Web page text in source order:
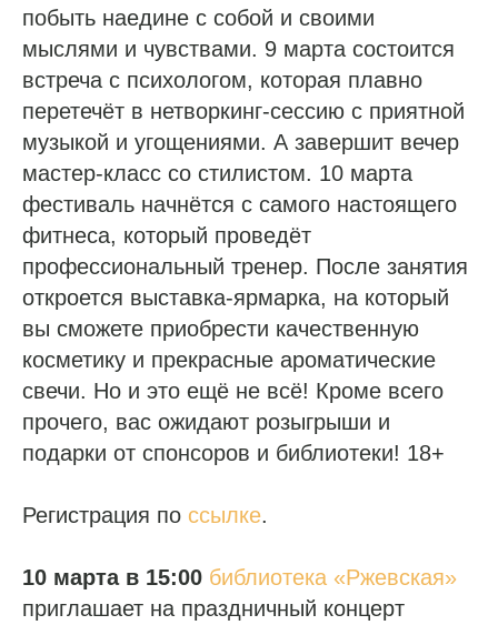
побыть наедине с собой и своими
мыслями и чувствами. 9 марта состоится
встреча с психологом, которая плавно
перетечёт в нетворкинг-сессию с приятной
музыкой и угощениями. А завершит вечер
мастер-класс со стилистом. 10 марта
фестиваль начнётся с самого настоящего
фитнеса, который проведёт
профессиональный тренер. После занятия
откроется выставка-ярмарка, на который
вы сможете приобрести качественную
косметику и прекрасные ароматические
свечи. Но и это ещё не всё! Кроме всего
прочего, вас ожидают розыгрыши и
подарки от спонсоров и библиотеки! 18+
Регистрация по ссылке.
10 марта в 15:00 библиотека «Ржевская»
приглашает на праздничный концерт